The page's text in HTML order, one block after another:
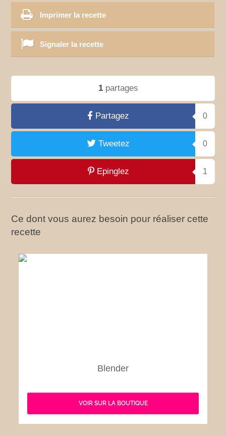
Imprimer la recette
Signaler la recette
1partages
Partagez 0
Tweetez 0
Epinglez 1
Ce dont vous aurez besoin pour réaliser cette
recette
Blender
VOIR SUR LA BOUTIQUE